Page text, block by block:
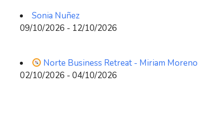
Sonia Nuñez
09/10/2026 - 12/10/2026
Norte Business Retreat - Miriam Moreno
02/10/2026 - 04/10/2026